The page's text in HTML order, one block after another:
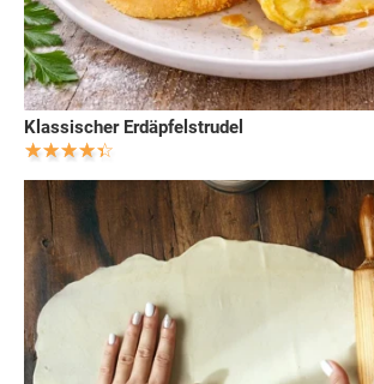
Klassischer Erdäpfelstrudel